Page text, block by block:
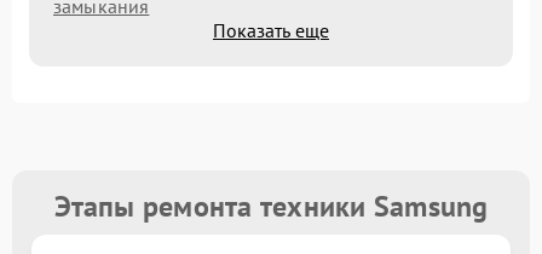
замыкания
Показать еще
Этапы ремонта техники Samsung